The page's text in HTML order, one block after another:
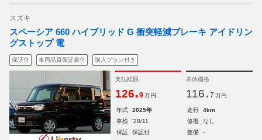
スズキ
スペーシア 660 ハイブリッド G 衝突軽減ブレーキ アイドリン
グストップ 電
保証付 車両品質保証書付 購入プラン付き
支払総額
126.9 万円
本体価格
116. 7 万円
年式 2025年 走行
4km
車検
'28/11 修復
なし
保証
保証付 整備 -